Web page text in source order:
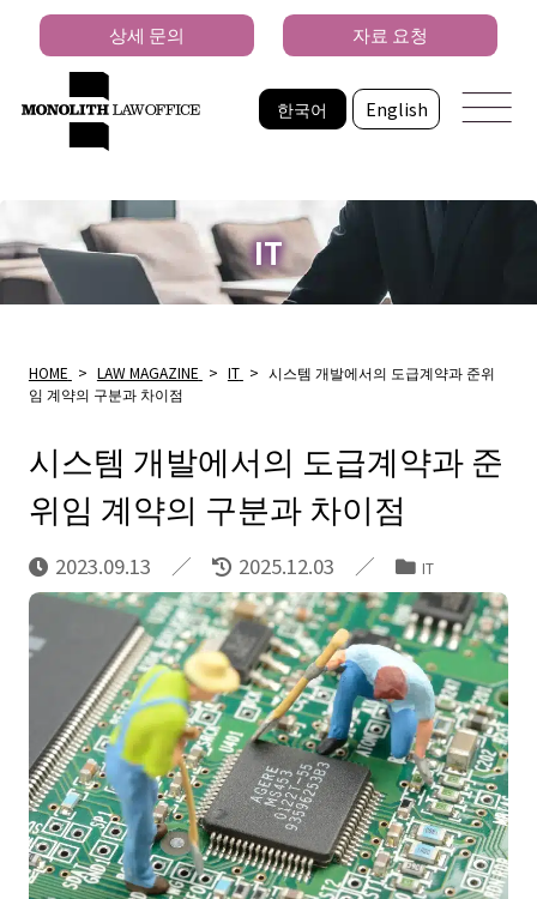
한국어 English
상세 문의 자료 요청
IT
HOME > LAW MAGAZINE > IT > 시스템 개발에서의 도급계약과 준위
임 계약의 구분과 차이점
시스템 개발에서의 도급계약과 준
위임 계약의 구분과 차이점
2023.09.13 2025.12.03 IT